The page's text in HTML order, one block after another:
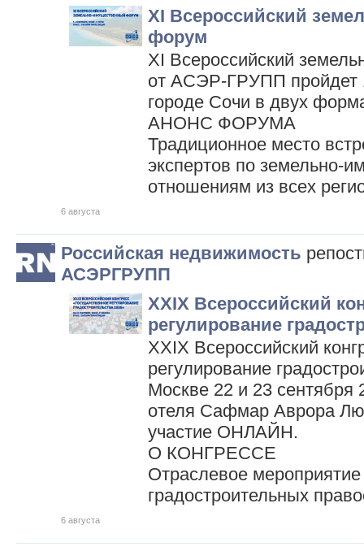
XI Всероссийский
форум
XI Всероссийский
от АСЭР-ГРУПП пройдет
городе Сочи в двух
АНОНС ФОРУМА
Традиционное место
экспертов по земельно-
отношениям из всех
6 августа
Российская недвижимость
АСЭРГРУПП
XXIX Всероссийский
регулирование
XXIX Всероссийский
регулирование
Москве 22 и 23 сентября
отеля Сафмар Аврора
участие ОНЛАЙН.
О КОНГРЕССЕ
Отраслевое
градостроительных
6 августа